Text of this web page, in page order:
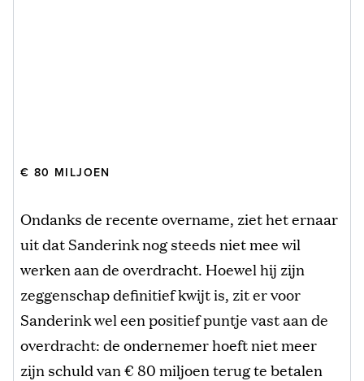
€ 80 MILJOEN
Ondanks de recente overname, ziet het ernaar
uit dat Sanderink nog steeds niet mee wil
werken aan de overdracht. Hoewel hij zijn
zeggenschap definitief kwijt is, zit er voor
Sanderink wel een positief puntje vast aan de
overdracht: de ondernemer hoeft niet meer
zijn schuld van € 80 miljoen terug te betalen